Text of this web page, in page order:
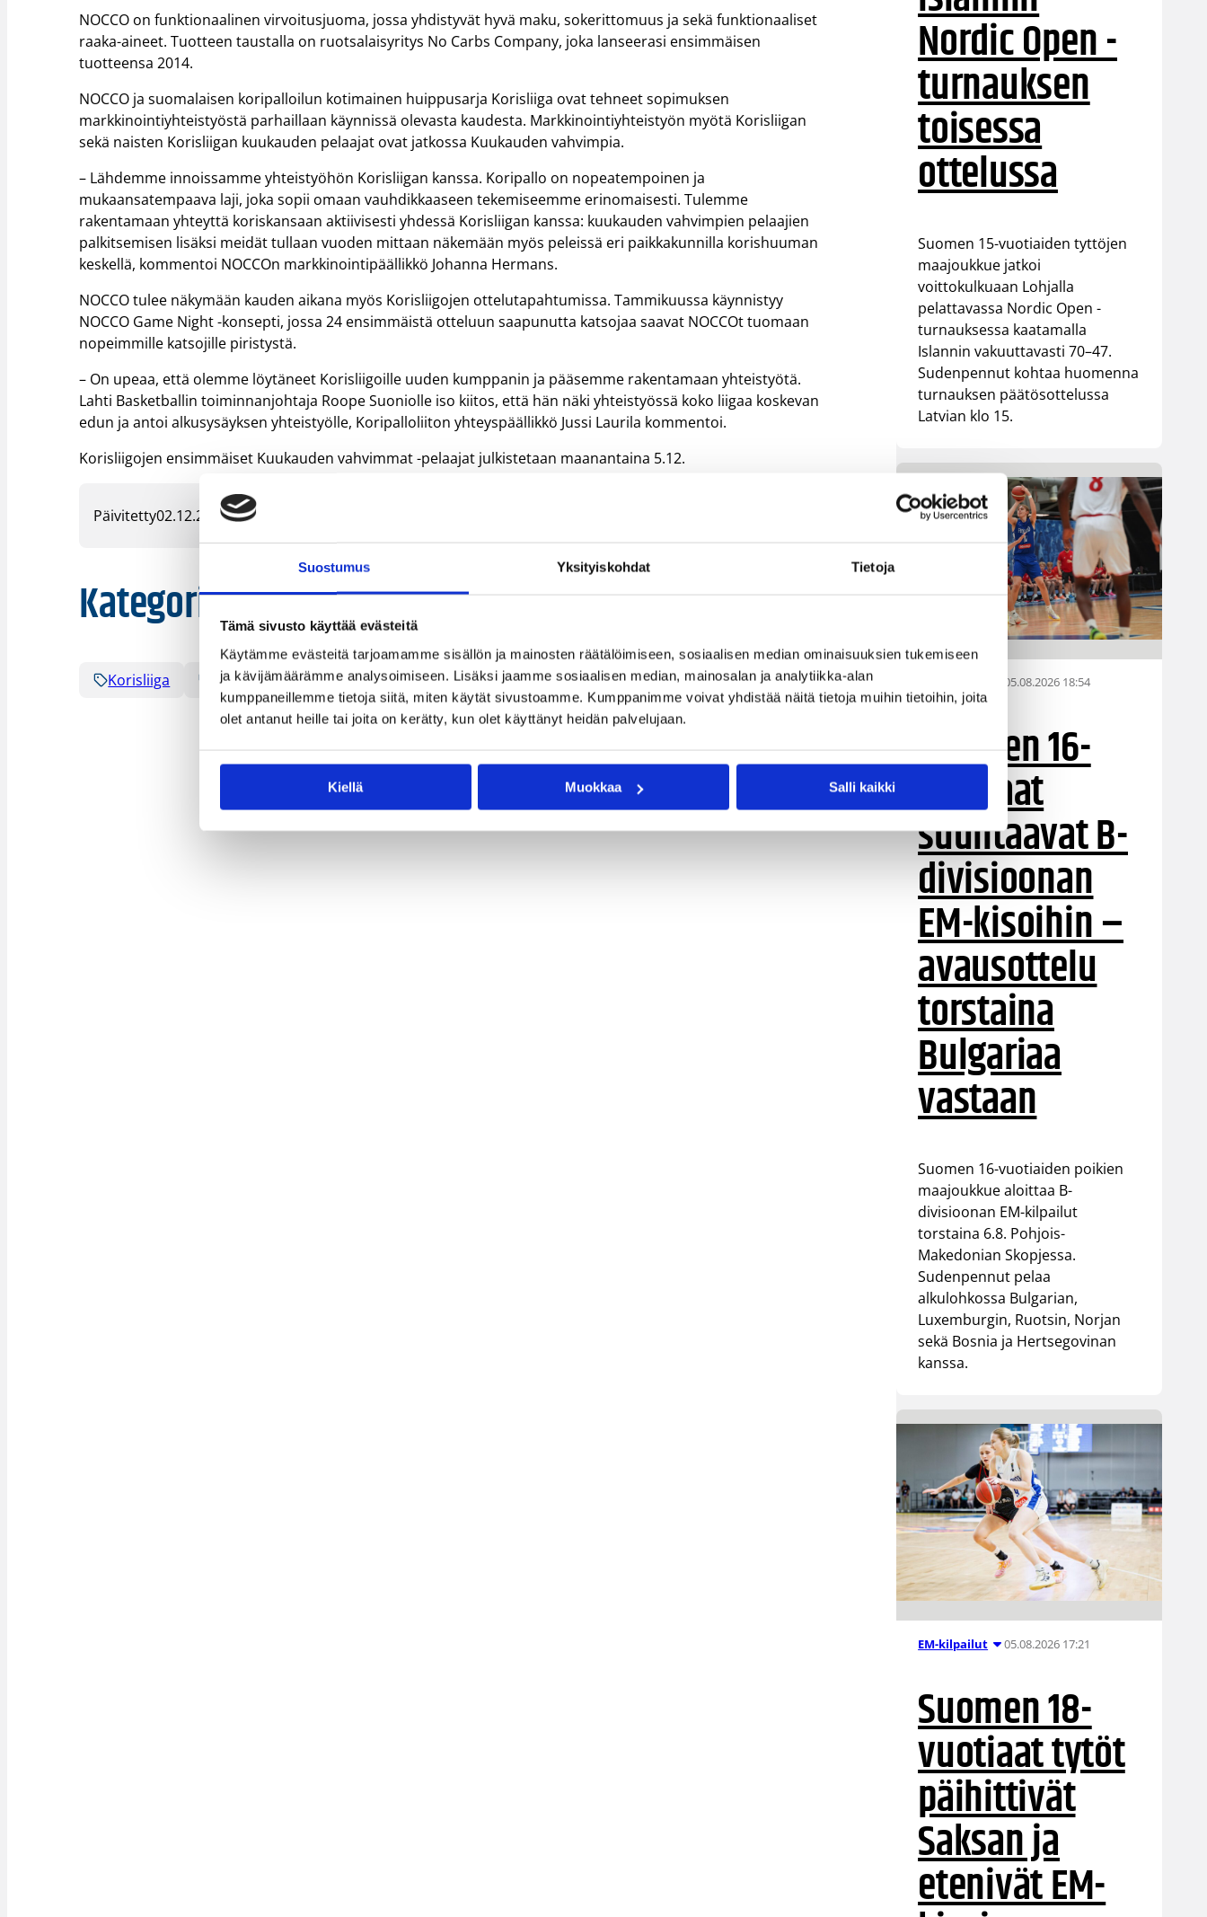
Suostumus Yksityiskohdat Tietoja
Tämä sivusto käyttää evästeitä
Käytämme evästeitä tarjoamamme sisällön ja mainosten räätälöimiseen, sosiaalisen median ominaisuuksien tukemiseen
ja kävijämäärämme analysoimiseen. Lisäksi jaamme sosiaalisen median, mainosalan ja analytiikka-alan
kumppaneillemme tietoja siitä, miten käytät sivustoamme. Kumppanimme voivat yhdistää näitä tietoja muihin tietoihin, joita
olet antanut heille tai joita on kerätty, kun olet käyttänyt heidän palvelujaan.
Kiellä Muokkaa Salli kaikki
NOCCO on funktionaalinen virvoitusjuoma, jossa yhdistyvät hyvä maku, sokerittomuus ja sekä funktionaaliset
raaka-aineet. Tuotteen taustalla on ruotsalaisyritys No Carbs Company, joka lanseerasi ensimmäisen
tuotteensa 2014.
NOCCO ja suomalaisen koripalloilun kotimainen huippusarja Korisliiga ovat tehneet sopimuksen
markkinointiyhteistyöstä parhaillaan käynnissä olevasta kaudesta. Markkinointiyhteistyön myötä Korisliigan
sekä naisten Korisliigan kuukauden pelaajat ovat jatkossa Kuukauden vahvimpia.
– Lähdemme innoissamme yhteistyöhön Korisliigan kanssa. Koripallo on nopeatempoinen ja
mukaansatempaava laji, joka sopii omaan vauhdikkaaseen tekemiseemme erinomaisesti. Tulemme
rakentamaan yhteyttä koriskansaan aktiivisesti yhdessä Korisliigan kanssa: kuukauden vahvimpien pelaajien
palkitsemisen lisäksi meidät tullaan vuoden mittaan näkemään myös peleissä eri paikkakunnilla korishuuman
keskellä, kommentoi NOCCOn markkinointipäällikkö Johanna Hermans.
NOCCO tulee näkymään kauden aikana myös Korisliigojen ottelutapahtumissa. Tammikuussa käynnistyy
NOCCO Game Night -konsepti, jossa 24 ensimmäistä otteluun saapunutta katsojaa saavat NOCCOt tuomaan
nopeimmille katsojille piristystä.
– On upeaa, että olemme löytäneet Korisliigoille uuden kumppanin ja pääsemme rakentamaan yhteistyötä.
Lahti Basketballin toiminnanjohtaja Roope Suoniolle iso kiitos, että hän näki yhteistyössä koko liigaa koskevan
edun ja antoi alkusysäyksen yhteistyölle, Koripalloliiton yhteyspäällikkö Jussi Laurila kommentoi.
Korisliigojen ensimmäiset Kuukauden vahvimmat -pelaajat julkistetaan maanantaina 5.12.
Päivitetty02.12.2022
Kategoriat
Korisliiga Naisten Korisliiga Pääjuttu Sarjat Yhteistyökumppanit
Nordic Open -
turnauksen
toisessa
ottelussa
Suomen 15-vuotiaiden tyttöjen
maajoukkue jatkoi
voittokulkuaan Lohjalla
pelattavassa Nordic Open -
turnauksessa kaatamalla
Islannin vakuuttavasti 70–47.
Sudenpennut kohtaa huomenna
turnauksen päätösottelussa
Latvian klo 15.
05.08.2026 18:54
Suomen 16-
vuotiaat
suuntaavat B-
divisioonan
EM-kisoihin –
avausottelu
torstaina
Bulgariaa
vastaan
Suomen 16-vuotiaiden poikien
maajoukkue aloittaa B-
divisioonan EM-kilpailut
torstaina 6.8. Pohjois-
Makedonian Skopjessa.
Sudenpennut pelaa
alkulohkossa Bulgarian,
Luxemburgin, Ruotsin, Norjan
sekä Bosnia ja Hertsegovinan
kanssa.
EM-kilpailut 05.08.2026 17:21
Suomen 18-
vuotiaat tytöt
päihittivät
Saksan ja
etenivät EM-